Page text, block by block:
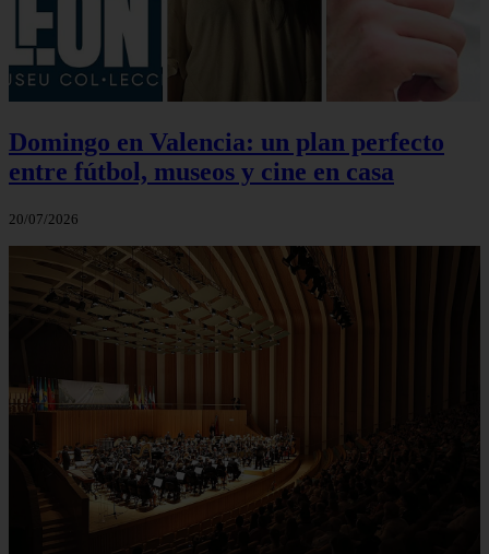
Domingo en Valencia: un plan perfecto
entre fútbol, museos y cine en casa
20/07/2026